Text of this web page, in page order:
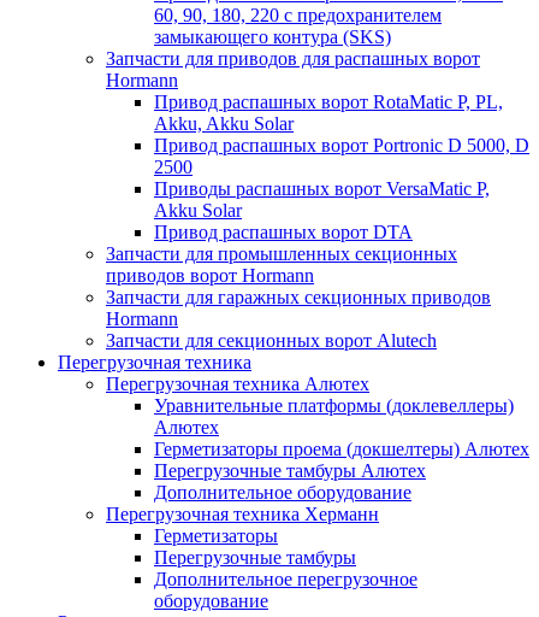
60, 90, 180, 220 с предохранителем
замыкающего контура (SKS)
Запчасти для приводов для распашных ворот
Hormann
Привод распашных ворот RotaMatic P, PL,
Akku, Akku Solar
Привод распашных ворот Portronic D 5000, D
2500
Приводы распашных ворот VersaMatic P,
Akku Solar
Привод распашных ворот DTA
Запчасти для промышленных секционных
приводов ворот Hormann
Запчасти для гаражных секционных приводов
Hormann
Запчасти для секционных ворот Alutech
Перегрузочная техника
Перегрузочная техника Алютех
Уравнительные платформы (доклевеллеры)
Алютех
Герметизаторы проема (докшелтеры) Алютех
Перегрузочные тамбуры Алютех
Дополнительное оборудование
Перегрузочная техника Херманн
Герметизаторы
Перегрузочные тамбуры
Дополнительное перегрузочное
оборудование